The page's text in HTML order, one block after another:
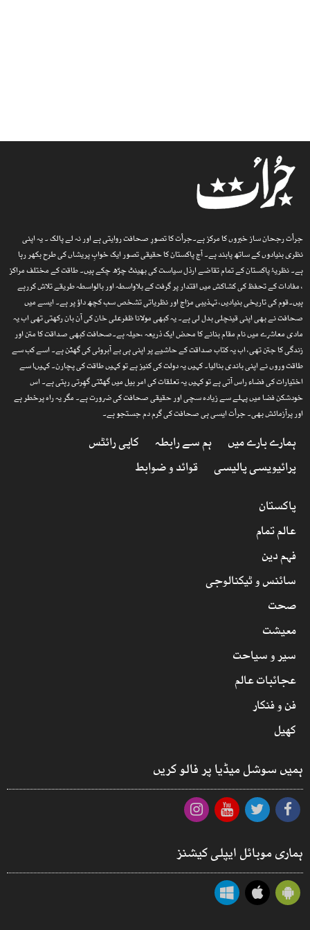
جرأت رجحان ساز خبروں کا مرکز ہے۔جرأت کا تصورِ صحافت روایتی ہے اور نہ لے پالک ۔ یہ اپنی
نظری بنیادوں کے ساتھ پابند ہے۔ آج پاکستان کا حقیقی تصور ایک خوابِ پریشاں کی طرح بکھر رہا
ہے۔ نظریۂ پاکستان کے تمام تقاضے ارذل سیاست کی بھینٹ چڑھ چکے ہیں۔ طاقت کے مختلف مراکز
، مفادات کے تحفظ کی کشاکش میں اقتدار پر گرفت کے بلاواسطہ اور بالواسطہ طریقے تلاش کررہے
ہیں۔قوم کی تاریخی بنیادیں، تہذیبی مزاج اور نظریاتی تشخص سب کچھ داؤ پر ہے۔ ایسے میں
صحافت نے بھی اپنی قینچلی بدل لی ہے۔ یہ کبھی مولانا ظفرعلی خان کی آن بان رکھتی تھی اب یہ
مادی معاشرے میں نام مقام بنانے کا محض ایک ذریعہ ،حیلہ ہے۔صحافت کبھی صداقت کا متن اور
زندگی کا جتن تھی، اب یہ کتاب صداقت کے حاشیے پر اپنی ہی بے آبروئی کی گھٹن ہے۔ اسے کب سے
طاقت وروں نے اپنی باندی بنالیا۔ کہیں یہ دولت کی کنیز ہے تو کہیں طاقت کی پچارن۔ کہیںا سے
اختیارات کی فضاء راس آتی ہے تو کہیں یہ تعلقات کی امر بیل میں گھٹتی گھِرتی رہتی ہے۔ اس
خودشکن فضا میں پہلے سے زیادہ سچی اور حقیقی صحافت کی ضرورت ہے۔ مگر یہ راہ پرخطر ہے
اور پرآزمائش بھی۔ جرأت ایسی ہی صحافت کی گرم دم جستجو ہے۔
ہمارے بارے میں ہم سے رابطہ
کاپی رائٹس
پرائیویسی پالیسی
قوائد و ضوابط
پاکستان
عالم تمام
فہم دین
سائنس و ٹیکنالوجی
صحت
معیشت
سیر و سیاحت
عجائبات عالم
فن و فنکار
کھیل
ہمیں سوشل میڈیا پر فالو کریں
ہماری موبائل ایپلی کیشنز